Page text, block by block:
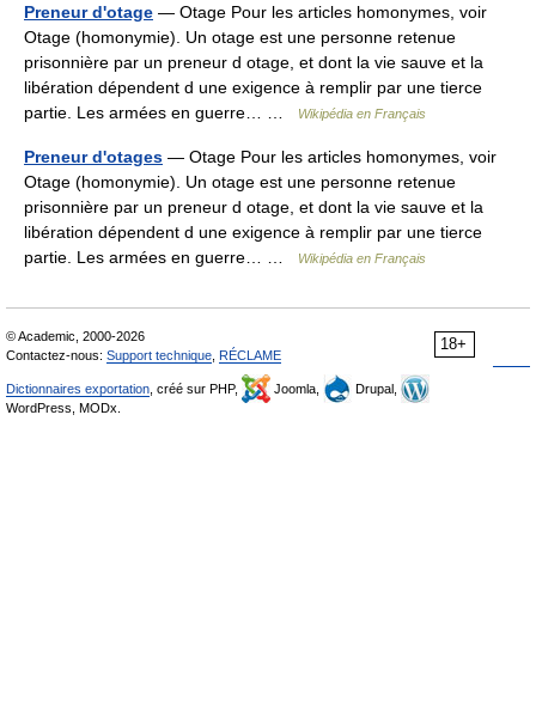
Preneur d'otage — Otage Pour les articles homonymes, voir
Otage (homonymie). Un otage est une personne retenue
prisonnière par un preneur d otage, et dont la vie sauve et la
libération dépendent d une exigence à remplir par une tierce
partie. Les armées en guerre… …
Wikipédia en Français
Preneur d'otages — Otage Pour les articles homonymes, voir
Otage (homonymie). Un otage est une personne retenue
prisonnière par un preneur d otage, et dont la vie sauve et la
libération dépendent d une exigence à remplir par une tierce
partie. Les armées en guerre… …
Wikipédia en Français
18+
© Academic, 2000-2026
Contactez-nous: Support technique RÉCLAME
Dictionnaires exportation , créé sur PHP, Joomla,
Drupal,
WordPress, MODx.